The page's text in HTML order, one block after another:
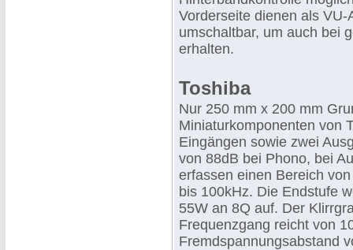
Vorderseite dienen als
umschaltbar, um auch bei
erhalten.
Toshiba
Nur 250 mm x 200 mm
Miniaturkomponenten von
Eingängen sowie zwei
von 88dB bei Phono, bei
erfassen einen Bereich
bis 100kHz. Die Endstufe
55W an 8Q auf. Der
Frequenzgang reicht von
Fremdspannungsabstand